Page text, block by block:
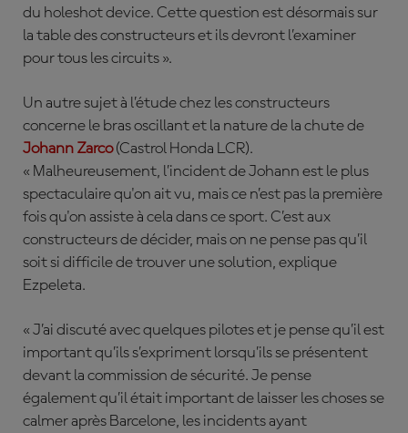
du holeshot device. Cette question est désormais sur
la table des constructeurs et ils devront l’examiner
pour tous les circuits ».
Un autre sujet à l’étude chez les constructeurs
concerne le bras oscillant et la nature de la chute de
Johann Zarco(Castrol Honda LCR).
« Malheureusement, l’incident de Johann est le plus
spectaculaire qu'on ait vu, mais ce n’est pas la première
fois qu'on assiste à cela dans ce sport. C’est aux
constructeurs de décider, mais on ne pense pas qu’il
soit si difficile de trouver une solution, explique
Ezpeleta.
« J’ai discuté avec quelques pilotes et je pense qu’il est
important qu’ils s’expriment lorsqu’ils se présentent
devant la commission de sécurité. Je pense
également qu’il était important de laisser les choses se
calmer après Barcelone, les incidents ayant